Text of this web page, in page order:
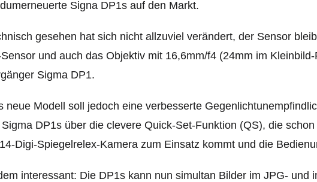
Signa DP1s auf den Markt.
gesehen hat sich nicht allzuviel verändert, der Sensor
und auch das Objektiv mit 16,6mm/f4 (24mm im
Sigma DP1.
neue Modell soll jedoch eine verbesserte
DP1s über die clevere Quick-Set-Funktion (QS), die
Digi-Spiegelrelex-Kamera zum Einsatz kommt und die
interessant: Die DP1s kann nun simultan Bilder im JPG- und